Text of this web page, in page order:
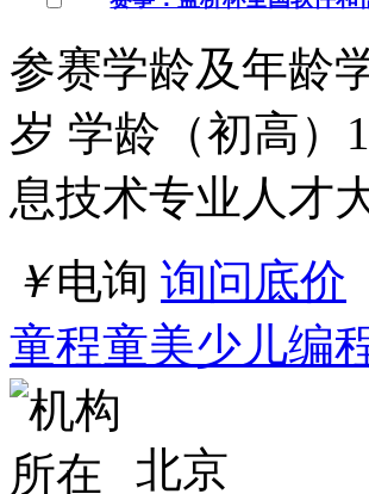
￥电询 询问底价
童程童美少儿编
北京
点击交谈